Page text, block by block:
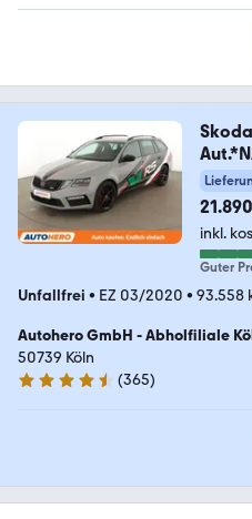
inkl.
Guter
Unfallfrei • EZ 03/2020 • 93.558
Autohero GmbH - Abholfiliale
50739 Köln
4.6 Sterne
(365)